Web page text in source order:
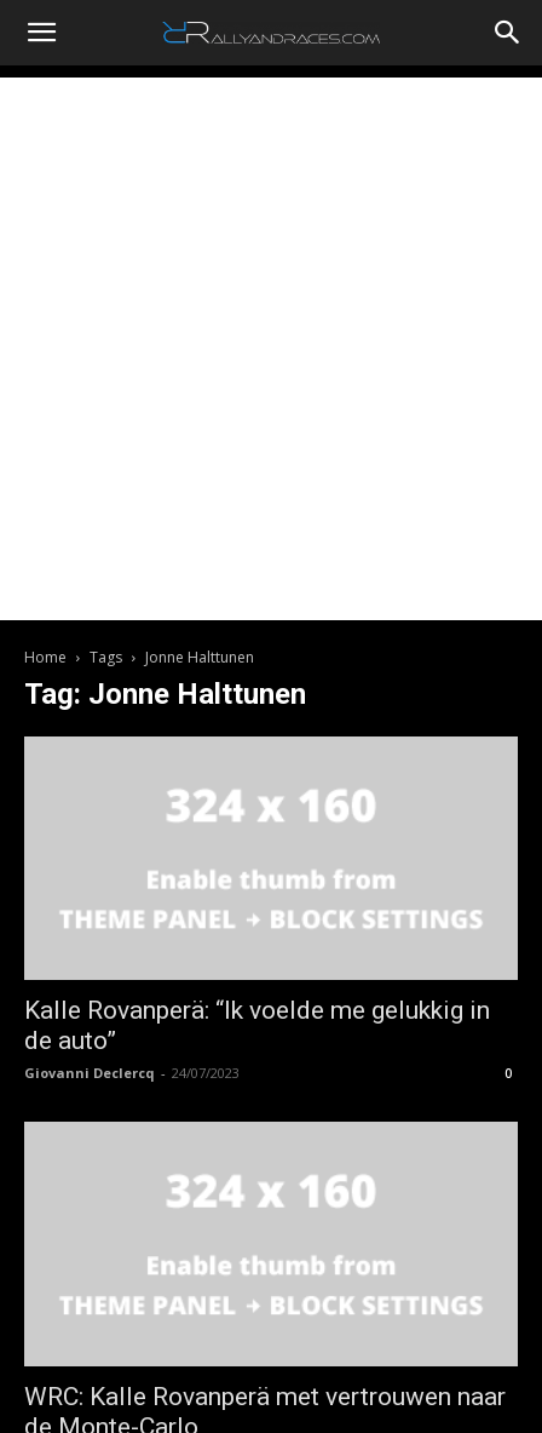
RallyandRaces.com
Home Tags Jonne Halttunen
Tag: Jonne Halttunen
Kalle Rovanperä: “Ik voelde me gelukkig in
de auto”
Giovanni Declercq - 24/07/2023 0
WRC: Kalle Rovanperä met vertrouwen naar
de Monte-Carlo